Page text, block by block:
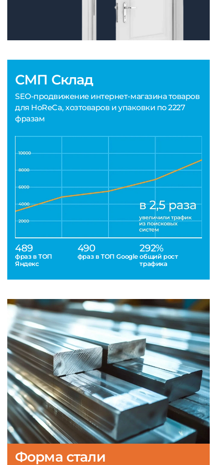
СМП Склад
SEO-продвижение интернет-магазина товаров
для HoReCa, хозтоваров и упаковки по 2227
фразам
489
фраз в ТОП
Яндекс
490
фраз в ТОП Google
292%
общий рост
трафика
Форма стали